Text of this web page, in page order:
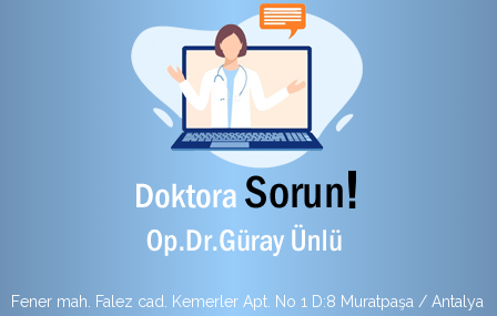
Fener mah. Falez cad. Kemerler Apt. No 1 D:8 Muratpaşa / Antalya